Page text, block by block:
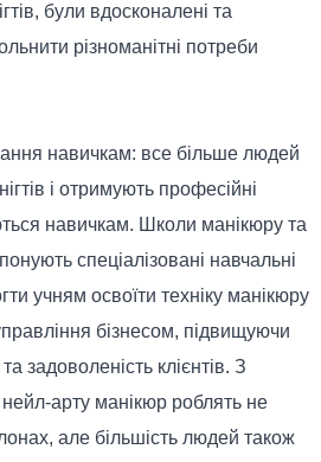
були вдосконалені та
різноманітні потреби
навичкам: все більше людей
і отримують професійні
навичкам. Школи манікюру та
спеціалізовані навчальні
учням освоїти техніку манікюру
бізнесом, підвищуючи
задоволеність клієнтів. З
арту манікюр роблять не
але більшість людей також